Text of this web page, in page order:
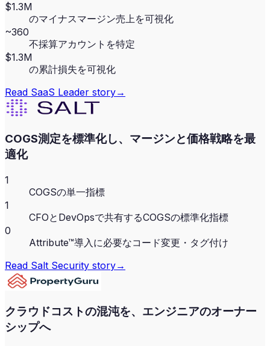
$1.3M
のマイナスマージン売上を可視化
~360
不採算アカウントを特定
$1.3M
の累計損失を可視化
Read SaaS Leader story→
COGS測定を標準化し、マージンと価格戦略を最
適化
1
COGSの単一指標
1
CFOとDevOpsで共有するCOGSの標準化指標
0
Attribute™導入に必要なコード変更・タグ付け
Read Salt Security story→
クラウドコストの混沌を、エンジニアのオーナー
シップへ